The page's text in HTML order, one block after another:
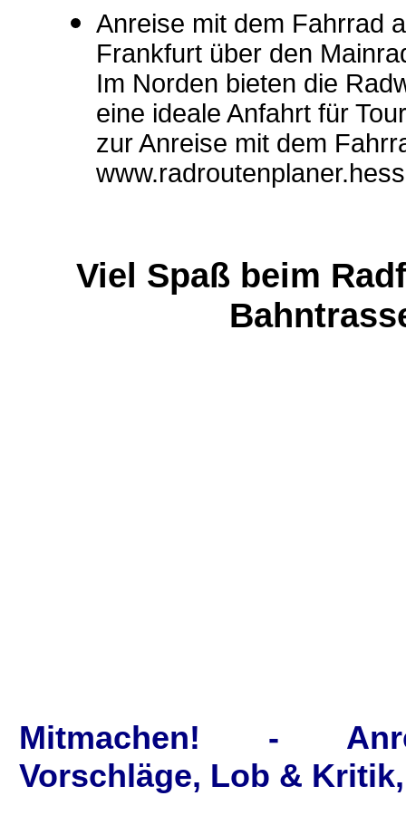
Anreise mit dem Fahrrad
Frankfurt über den
Im Norden bieten die
eine ideale Anfahrt für
zur Anreise mit dem
Viel Spaß beim
Mitmachen! -
Vorschläge, Lob &